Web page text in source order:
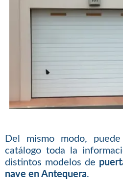
Del mismo modo,
catálogo toda la
distintos modelos de
nave en Antequera.